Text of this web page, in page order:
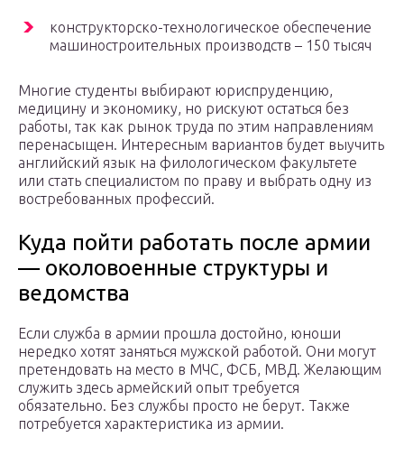
конструкторско-технологическое обеспечение
машиностроительных производств – 150 тысяч
Многие студенты выбирают юриспруденцию,
медицину и экономику, но рискуют остаться без
работы, так как рынок труда по этим направлениям
перенасыщен. Интересным вариантов будет выучить
английский язык на филологическом факультете
или стать специалистом по праву и выбрать одну из
востребованных профессий.
Куда пойти работать после армии
— околовоенные структуры и
ведомства
Если служба в армии прошла достойно, юноши
нередко хотят заняться мужской работой. Они могут
претендовать на место в МЧС, ФСБ, МВД. Желающим
служить здесь армейский опыт требуется
обязательно. Без службы просто не берут. Также
потребуется характеристика из армии.